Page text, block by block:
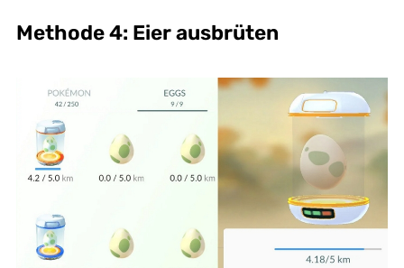
Methode 4: Eier ausbrüten